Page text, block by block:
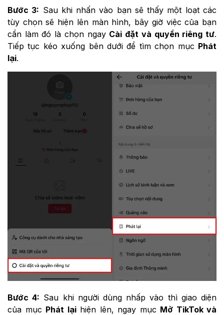
Bước 3: Sau khi nhấn vào bạn sẽ thấy một loạt các
tùy chọn sẽ hiện lên màn hình, bây giờ việc của bạn
cần làm đó là chọn ngay Cài đặt và quyền riêng tư.
Tiếp tục kéo xuống bên dưới để tìm chọn mục Phát
lại.
Bước 4: Sau khi người dùng nhấp vào thì giao diện
của mục Phát lạihiện lên, ngay mục Mở TikTok và